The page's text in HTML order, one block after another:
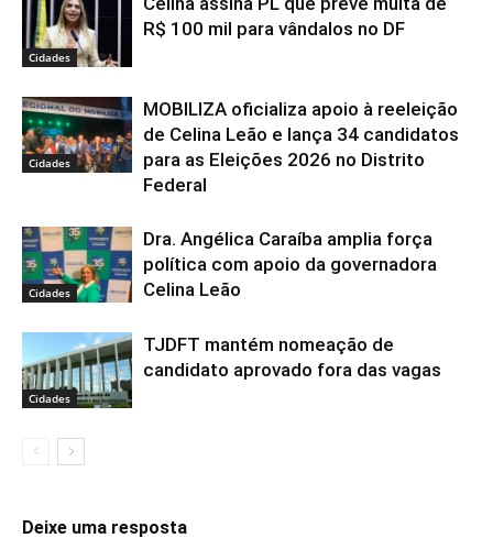
Cidades
R$ 100 mil para vândalos no DF
Cidades
MOBILIZA oficializa apoio à reeleição
de Celina Leão e lança 34 candidatos
para as Eleições 2026 no Distrito
Federal
Cidades
Dra. Angélica Caraíba amplia força
política com apoio da governadora
Celina Leão
Cidades
TJDFT mantém nomeação de
candidato aprovado fora das vagas
Deixe uma resposta